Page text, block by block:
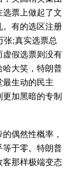
票上做起了文
。有的选区注册
张;真实选票总
虚假选票则没有
大笑，特朗普
生动的民主
加黑暗的专制
偶然性概率，
等于零。特朗普
客那样极端变态